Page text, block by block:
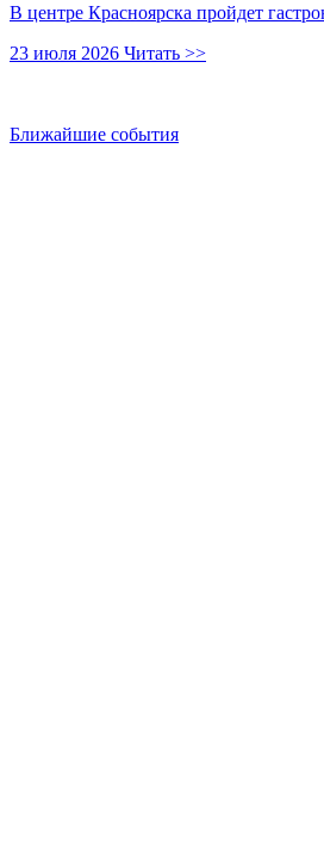
В центре Красноярска пройдет
23 июля 2026 Читать >>
Ближайшие события